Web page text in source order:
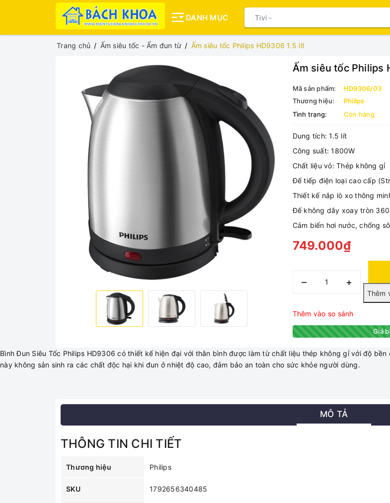
DANH MỤC
Trang chủ Ấm siêu tốc - Ấm đun từ Ấm siêu tốc Philips HD9306 1.5 lít
Ấm siêu tốc Philips
Mã sản phẩm:
HD9306/03
Thương hiệu:
Philips
Tình trạng:
Còn hàng
Dung tích: 1.5 lít
Công suất: 1800W
Chất liệu vỏ: Thép không gỉ
Đế tiếp điện loại cao cấp
Thiết kế nắp lò xo thông
Đế không dây xoay tròn
Cảm biến hơi nước, chống
749.000₫
– +
Thêm vào so sánh
Giá
Bình Đun Siêu Tốc Philips HD9306 có thiết kế hiện đại với thân bình được làm từ chất liệu thép không gỉ với độ
này không sản sinh ra các chất độc hại khi đun ở nhiệt độ cao, đảm bảo an toàn cho sức khỏe người dùng.
MÔ TẢ
THÔNG TIN CHI TIẾT
Thương hiệu Philips
SKU 1792656340485